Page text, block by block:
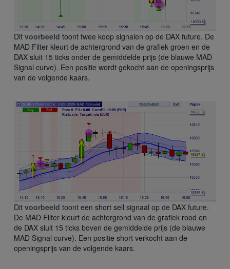
Dit voorbeeld toont twee koop signalen op de DAX future. De
MAD Filter kleurt de achtergrond van de grafiek groen en de
DAX sluit 15 ticks onder de gemiddelde prijs (de blauwe MAD
Signal curve). Een positie wordt gekocht aan de openingsprijs
van de volgende kaars.
Dit voorbeeld toont een short sell signaal op de DAX future.
De MAD Filter kleurt de achtergrond van de grafiek rood en
de DAX sluit 15 ticks boven de gemiddelde prijs (de blauwe
MAD Signal curve). Een positie short verkocht aan de
openingsprijs van de volgende kaars.